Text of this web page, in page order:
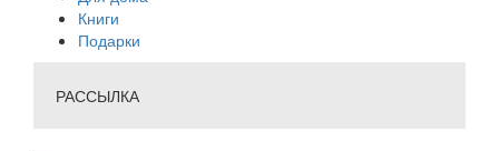
Книги
Подарки
РАССЫЛКА